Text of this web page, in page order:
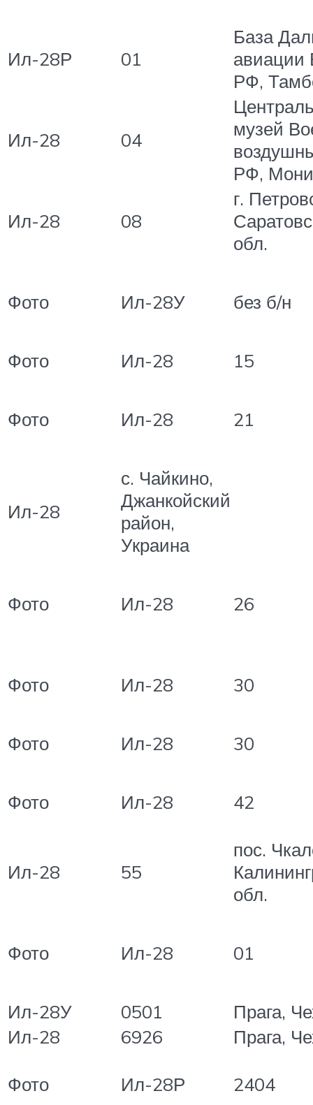
Ил-28Р 01
База
РФ,
Ил-28 04
музей
РФ,
Ил-28 08
г.
обл.
Фото Ил-28У без б/н
Фото Ил-28 15
Фото Ил-28 21
Ил-28
с. Чайкино,
Джанкойский
район,
Украина
Фото Ил-28 26
Фото Ил-28 30
Фото Ил-28 30
Фото Ил-28 42
Ил-28 55
пос.
обл.
Фото Ил-28 01
Ил-28У 0501
Прага,
Ил-28
6926 Прага,
Фото Ил-28Р 2404